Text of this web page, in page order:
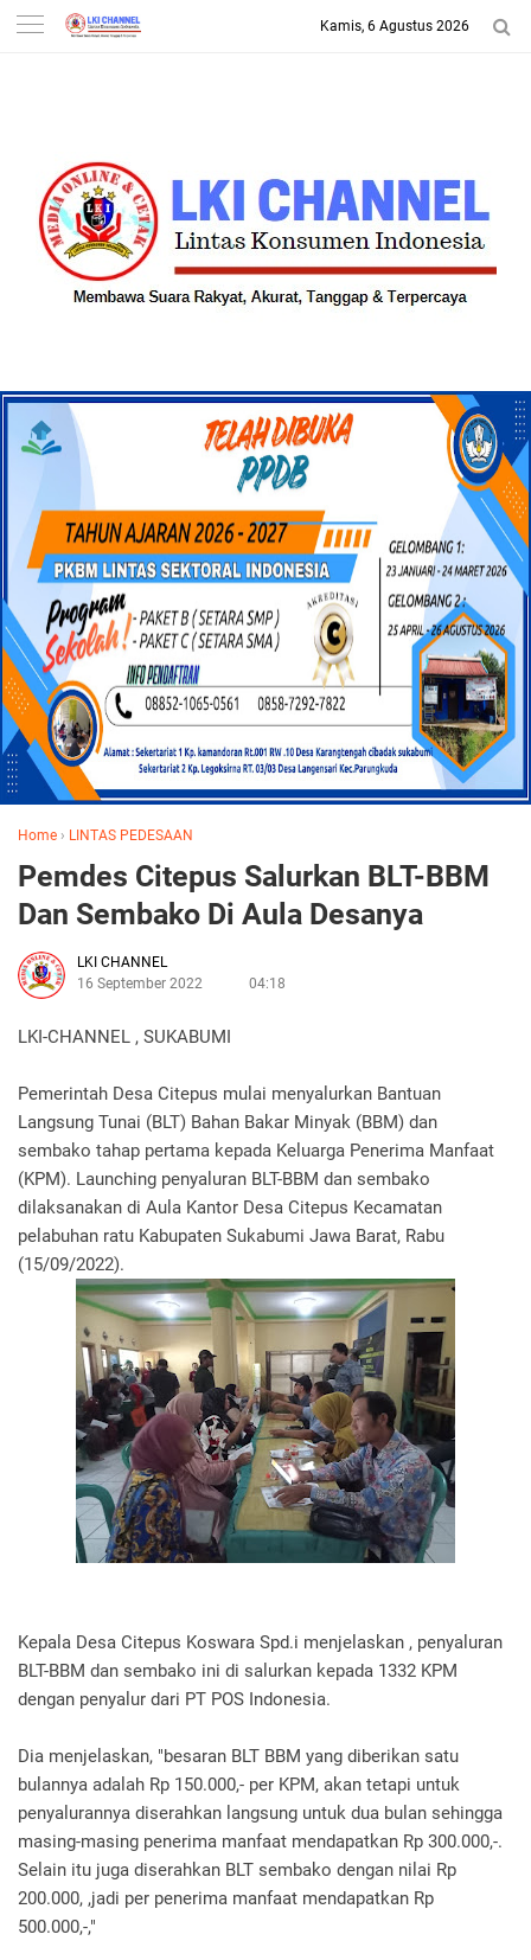
-->
Kamis, 6 Agustus 2026
Home › LINTAS PEDESAAN
Pemdes Citepus Salurkan BLT-BBM
Dan Sembako Di Aula Desanya
LKI CHANNEL
16 September 2022
04:18
LKI-CHANNEL , SUKABUMI
Pemerintah Desa Citepus mulai menyalurkan Bantuan
Langsung Tunai (BLT) Bahan Bakar Minyak (BBM) dan
sembako tahap pertama kepada Keluarga Penerima Manfaat
(KPM). Launching penyaluran BLT-BBM dan sembako
dilaksanakan di Aula Kantor Desa Citepus Kecamatan
pelabuhan ratu Kabupaten Sukabumi Jawa Barat, Rabu
(15/09/2022).
Kepala Desa Citepus Koswara Spd.i menjelaskan , penyaluran
BLT-BBM dan sembako ini di salurkan kepada 1332 KPM
dengan penyalur dari PT POS Indonesia.
Dia menjelaskan, "besaran BLT BBM yang diberikan satu
bulannya adalah Rp 150.000,- per KPM, akan tetapi untuk
penyalurannya diserahkan langsung untuk dua bulan sehingga
masing-masing penerima manfaat mendapatkan Rp 300.000,-.
Selain itu juga diserahkan BLT sembako dengan nilai Rp
200.000, ,jadi per penerima manfaat mendapatkan Rp
500.000,-,"